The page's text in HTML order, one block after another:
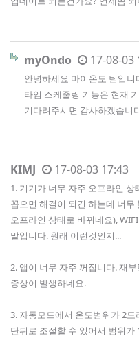
myOndo 17-08-03
안녕하세요 마이온도 팀입
타임 스케줄링 기능은 현재
기다려주시면 감사하겠습니
KIMJ 17-08-03 17:43
1. 기기가 너무 자주 오프라인
꼽으면 해결이 되긴 하는데 너
오프라인 상태로 바뀌네요),
말입니다. 원래 이런것인지...
2. 앱이 너무 자주 꺼집니다. 재
증상이 발생하네요.
3. 자동모드에서 온도범위가 2
단뒤로 조절할 수 있어서 범위